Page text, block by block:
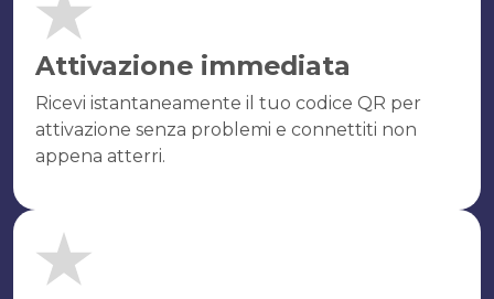
Attivazione immediata
Ricevi istantaneamente il tuo codice QR per
attivazione senza problemi e connettiti non
appena atterri.